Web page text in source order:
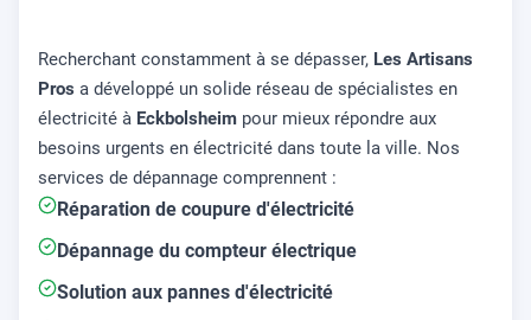
Recherchant constamment à se dépasser, Les Artisans
Pros a développé un solide réseau de spécialistes en
électricité à Eckbolsheim pour mieux répondre aux
besoins urgents en électricité dans toute la ville. Nos
services de dépannage comprennent :
Réparation de coupure d'électricité
Dépannage du compteur électrique
Solution aux pannes d'électricité